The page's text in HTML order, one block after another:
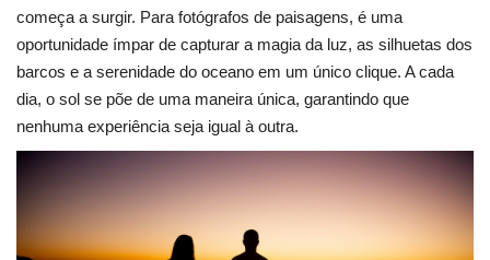
começa a surgir. Para fotógrafos de paisagens, é uma
oportunidade ímpar de capturar a magia da luz, as silhuetas dos
barcos e a serenidade do oceano em um único clique. A cada
dia, o sol se põe de uma maneira única, garantindo que
nenhuma experiência seja igual à outra.